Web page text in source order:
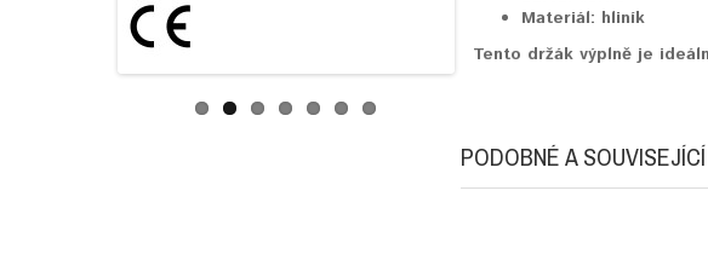
Materiál: hliník
Tento držák výplně je
PODOBNÉ A